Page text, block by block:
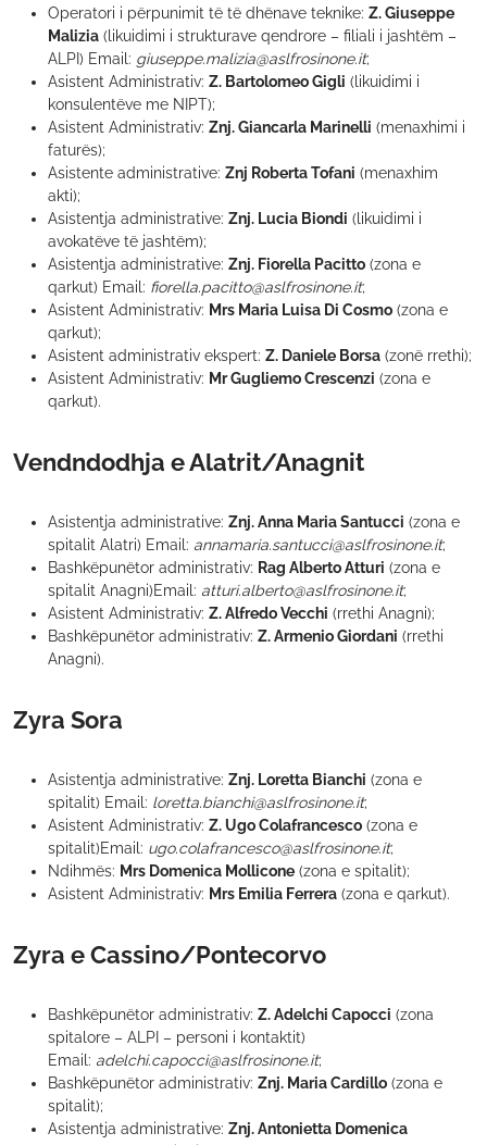
Operatori i përpunimit të të dhënave teknike: Z. Giuseppe
Malizia (likuidimi i strukturave qendrore – filiali i jashtëm –
ALPI) Email: giuseppe.malizia@aslfrosinone.it;
Asistent Administrativ: Z. Bartolomeo Gigli (likuidimi i
konsulentëve me NIPT);
Asistent Administrativ: Znj. Giancarla Marinelli (menaxhimi i
faturës);
Asistente administrative: Znj Roberta Tofani (menaxhim
akti);
Asistentja administrative: Znj. Lucia Biondi (likuidimi i
avokatëve të jashtëm);
Asistentja administrative: Znj. Fiorella Pacitto (zona e
qarkut) Email: fiorella.pacitto@aslfrosinone.it;
Asistent Administrativ: Mrs Maria Luisa Di Cosmo (zona e
qarkut);
Asistent administrativ ekspert: Z. Daniele Borsa (zonë rrethi);
Asistent Administrativ: Mr Gugliemo Crescenzi (zona e
qarkut).
Vendndodhja e Alatrit/Anagnit
Asistentja administrative: Znj. Anna Maria Santucci (zona e
spitalit Alatri) Email: annamaria.santucci@aslfrosinone.it;
Bashkëpunëtor administrativ: Rag Alberto Atturi (zona e
spitalit Anagni)Email: atturi.alberto@aslfrosinone.it;
Asistent Administrativ: Z. Alfredo Vecchi (rrethi Anagni);
Bashkëpunëtor administrativ: Z. Armenio Giordani (rrethi
Anagni).
Zyra Sora
Asistentja administrative: Znj. Loretta Bianchi (zona e
spitalit) Email: loretta.bianchi@aslfrosinone.it;
Asistent Administrativ: Z. Ugo Colafrancesco (zona e
spitalit)Email: ugo.colafrancesco@aslfrosinone.it;
Ndihmës: Mrs Domenica Mollicone (zona e spitalit);
Asistent Administrativ: Mrs Emilia Ferrera (zona e qarkut).
Zyra e Cassino/Pontecorvo
Bashkëpunëtor administrativ: Z. Adelchi Capocci (zona
spitalore – ALPI – personi i kontaktit)
Email: adelchi.capocci@aslfrosinone.it;
Bashkëpunëtor administrativ: Znj. Maria Cardillo (zona e
spitalit);
Asistentja administrative: Znj. Antonietta Domenica